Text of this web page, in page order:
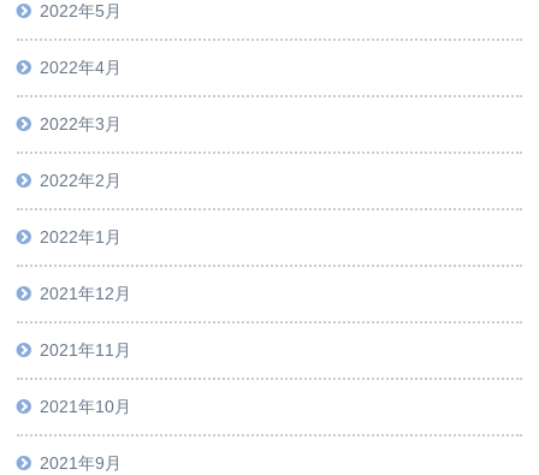
2022年5月
2022年4月
2022年3月
2022年2月
2022年1月
2021年12月
2021年11月
2021年10月
2021年9月